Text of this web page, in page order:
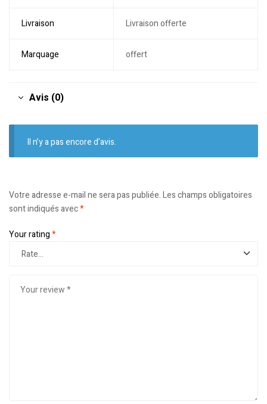
Livraison Livraison offerte
Marquage offert
Avis (0)
Il n’y a pas encore d’avis.
Votre adresse e-mail ne sera pas publiée.Les champs obligatoires
sont indiqués avec*
Your rating*